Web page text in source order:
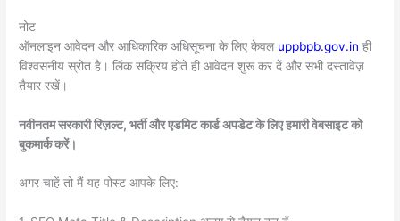
नोट
ऑनलाइन आवेदन और आधिकारिक अधिसूचना के लिए केवल uppbpb.gov.in ही
विश्वसनीय स्रोत है। लिंक सक्रिय होते ही आवेदन शुरू कर दें और सभी दस्तावेज़
तैयार रखें।
नवीनतम सरकारी रिज़ल्ट, भर्ती और एडमिट कार्ड अपडेट के लिए हमारी वेबसाइट को
बुकमार्क करें।
अगर चाहें तो मैं यह पोस्ट आपके लिए: